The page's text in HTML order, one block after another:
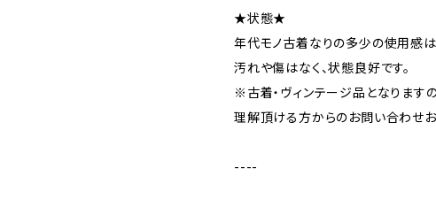
★状態★
年代モノ古着なりの多少の使用感
汚れや傷はなく、状態良好です。
※古着・ヴィンテージ品となります
理解頂ける方からのお問い合わせお
----